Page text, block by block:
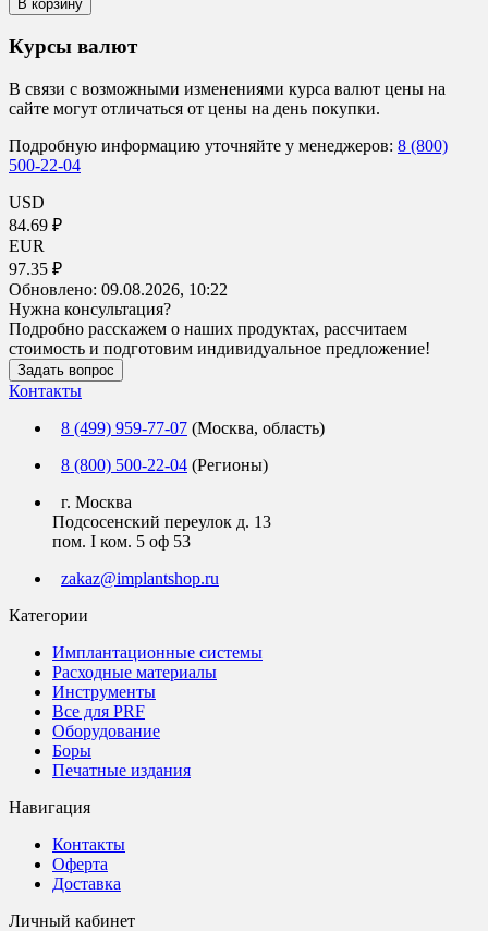
В корзину
Курсы валют
В связи с возможными изменениями курса валют цены на
сайте могут отличаться от цены на день покупки.
Подробную информацию уточняйте у менеджеров: 8 (800)
500-22-04
USD
84.69 ₽
EUR
97.35 ₽
Обновлено: 09.08.2026, 10:22
Нужна консультация?
Подробно расскажем о наших продуктах, рассчитаем
стоимость и подготовим индивидуальное предложение!
Задать вопрос
Контакты
8 (499) 959-77-07 (Москва, область)
8 (800) 500-22-04 (Регионы)
г. Москва
Подсосенский переулок д. 13
пом. I ком. 5 оф 53
zakaz@implantshop.ru
Категории
Имплантационные системы
Расходные материалы
Инструменты
Все для PRF
Оборудование
Боры
Печатные издания
Навигация
Контакты
Оферта
Доставка
Личный кабинет